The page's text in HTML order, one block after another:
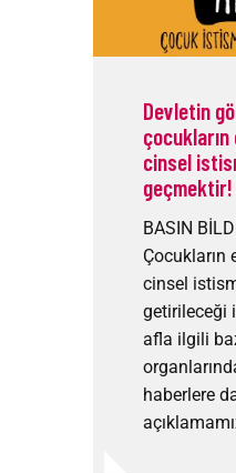
BAĞIŞ
Devletin
cinsel
geçmektir!
BASIN
Çocukların
cinsel
getirileceği
afla ilgili
haberlere